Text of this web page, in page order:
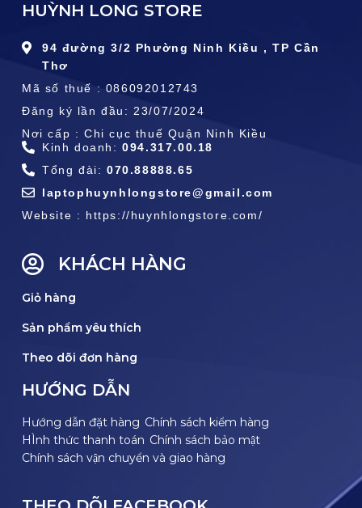
HUỲNH LONG STORE
94 đường 3/2 Phường Ninh Kiều , TP Cần
Thơ
Mã số thuế : 086092012743
Đăng ký lần đầu: 23/07/2024
Nơi cấp : Chi cục thuế Quận Ninh Kiều
Kinh doanh:094.317.00.18
Tổng đài: 070.88888.65
laptophuynhlongstore@gmail.com
Website : https://huynhlongstore.com/
KHÁCH HÀNG
Giỏ hàng
Sản phẩm yêu thích
Theo dõi đơn hàng
HƯỚNG DẪN
Hướng dẫn đặt hàng Chính sách kiểm hàng
HÌnh thức thanh toán Chính sách bảo mật
Chính sách vận chuyển và giao hàng